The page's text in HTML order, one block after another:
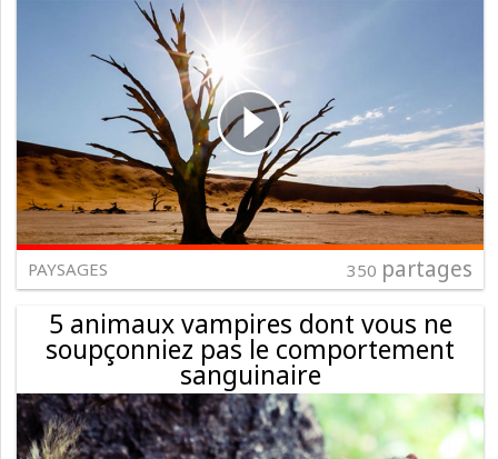
PAYSAGES 350 partages
5 animaux vampires dont vous ne
soupçonniez pas le comportement
sanguinaire